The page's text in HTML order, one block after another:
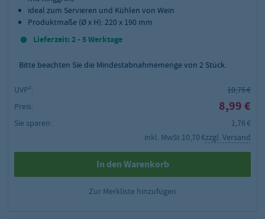
ideal zum Servieren und Kühlen von Wein
Produktmaße (Ø x H): 220 x 190 mm
Lieferzeit: 2 - 5 Werktage
Bitte beachten Sie die Mindestabnahmemenge von 2 Stück.
UVP²:
10,75 €
Preis:
8,99 €
Sie sparen:
1,76 €
inkl. MwSt.10,70 €zzgl. Versand
In den Warenkorb
Zur Merkliste hinzufügen